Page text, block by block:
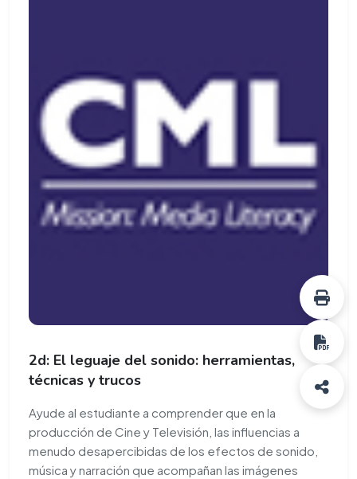
2d: El leguaje del sonido: herramientas,
técnicas y trucos
Ayude al estudiante a comprender que en la
producción de Cine y Televisión, las influencias a
menudo desapercibidas de los efectos de sonido,
música y narración que acompañan las imágenes